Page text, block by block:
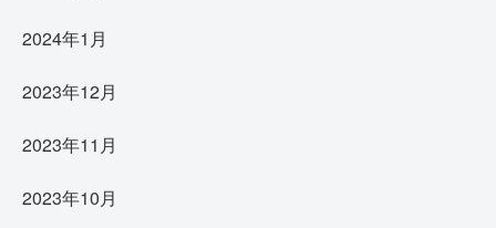
2024年1月
2023年12月
2023年11月
2023年10月